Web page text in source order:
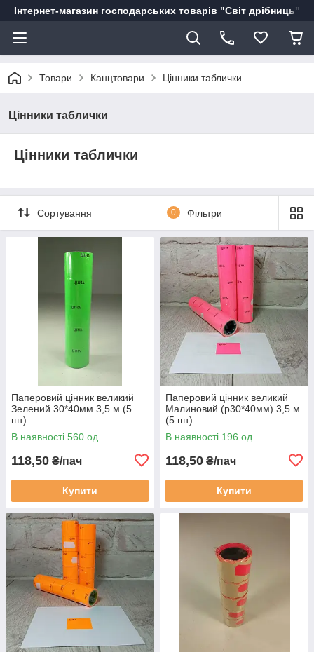
Інтернет-магазин господарських товарів "Світ дрібниць"
Товари Канцтовари Цінники таблички
Цінники таблички
Цінники таблички
Сортування 0 Фільтри
Паперовий цінник великий
Зелений 30*40мм 3,5 м (5
шт)
В наявності 560 од.
118,50 ₴/пач
Купити
Паперовий цінник великий
Малиновий (р30*40мм) 3,5 м
(5 шт)
В наявності 196 од.
118,50 ₴/пач
Купити